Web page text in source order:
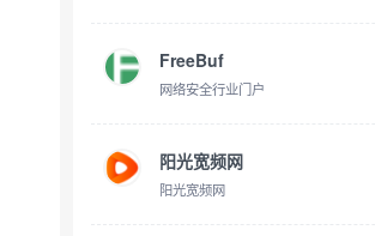
FreeBuf
网络安全行业门户
阳光宽频网
阳光宽频网